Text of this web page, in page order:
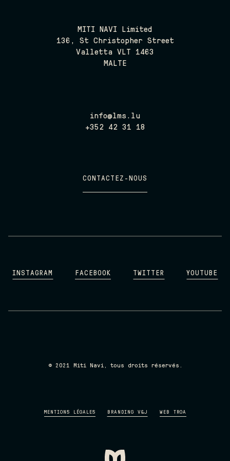
MITI NAVI Limited
136, St Christopher Street
Valletta VLT 1463
MALTE
CONTACTEZ-NOUS
info@lms.lu
+352 42 31 18
INSTAGRAM
INSTAGRAM
FACEBOOK
FACEBOOK
TWITTER
TWITTER
YOUTUBE
YOUTUBE
© 2021 Miti Navi, tous droits réservés.
MENTIONS LÉGALES
BRANDING V&J
WEB TROA